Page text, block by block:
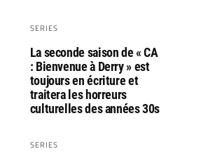
SERIES
La seconde saison de « CA
: Bienvenue à Derry » est
toujours en écriture et
traitera les horreurs
culturelles des années 30s
SERIES